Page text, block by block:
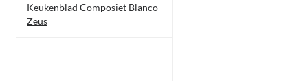
Keukenblad Composiet Blanco
Zeus